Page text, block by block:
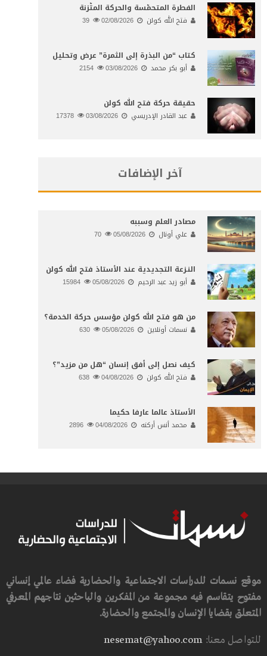
الفطرة المتحمّسة والحركة المتّزنة
فتح الله كولن 02/08/2026
كتاب “من البذرة إلى الثمرة” عرض وتحليل
أبو بكر محمد 03/08/2026
حقيقة حركة فتح الله كولن
عبد القادر الإدريسي 03/08/2026
آخر الإضافات
مصادر العلم وسببه
علي أونال 05/08/2026
النـزعة التجديدية عند الأستاذ فتح الله كولن
أبو زيد عبد الرحيم 05/08/2026
من هو فتح الله كولن مؤسس حركة الخدمة؟
نسمات أونلاين 05/08/2026
كيف نصل إلى أفق إنسان “هل من مزيد”؟
فتح الله كولن 04/08/2026
الأستاذ عالما عارفا حكيما
محمد أنس أركنه 04/08/2026
موقع نسمات للدراسات الاجتماعية والحضارية فضاء عالمي إنساني
مفتوح يتقاسم فيه مجموعة من المفكرين والباحثين نتاجهم المعرفي
المتعلق بقضايا الإنسان والمجتمع والحضارة.
للتواصل معنا:nesemat@yahoo.com